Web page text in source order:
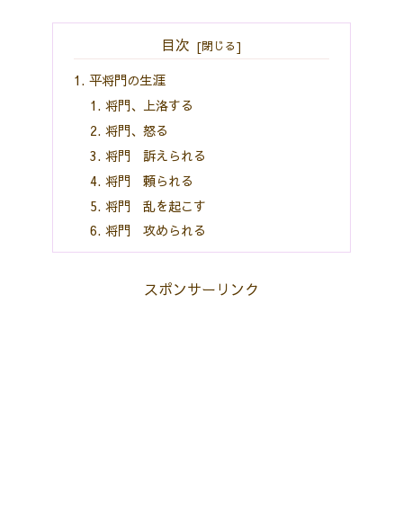
目次
平将門の生涯
将門、上洛する
将門、怒る
将門 訴えられる
将門 頼られる
将門 乱を起こす
将門 攻められる
スポンサーリンク